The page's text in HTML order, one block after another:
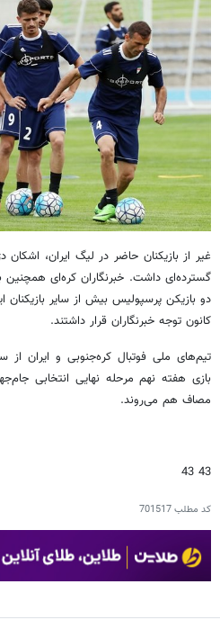
غیر از بازیکنان حاضر در لیگ ایران،
گسترده‌ای داشت. خبرنگاران کره‌ای
دو بازیکن پرسپولیس بیش از سایر بازیکنان
کانون توجه خبرنگاران قرار داشتند.
مصاف هم می‌روند.
43 43
کد مطلب701517